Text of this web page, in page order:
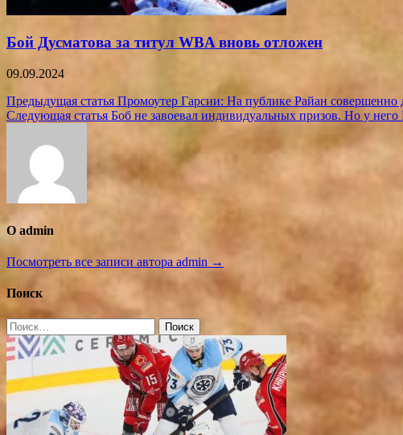
Бой Дусматова за титул WBA вновь отложен
09.09.2024
Навигация
по
записям
Предыдущая статья Промоутер Гарсии: На публике Райан совершенно
Следующая статья Боб не завоевал индивидуальных призов. Но у
О admin
Посмотреть все записи автора admin →
Поиск
Найти: